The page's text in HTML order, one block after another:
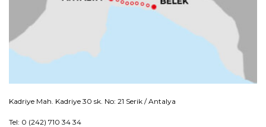
Kadriye Mah. Kadriye 30 sk. No: 21 Serik / Antalya
Tel: 0 (242) 710 34 34